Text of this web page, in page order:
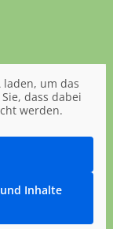
laden, um das
dass dabei
werden.
Inhalte